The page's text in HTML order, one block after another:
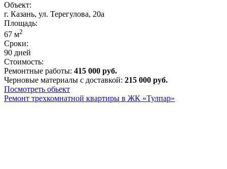
Объект:
г. Казань, ул. Терегулова, 20а
Площадь:
67 м2
Сроки:
90 дней
Стоимость:
Ремонтные работы: 415 000 руб.
Черновые материалы с доставкой: 215 000 руб.
Посмотреть обьект
Ремонт трехкомнатной квартиры в ЖК «Тулпар»